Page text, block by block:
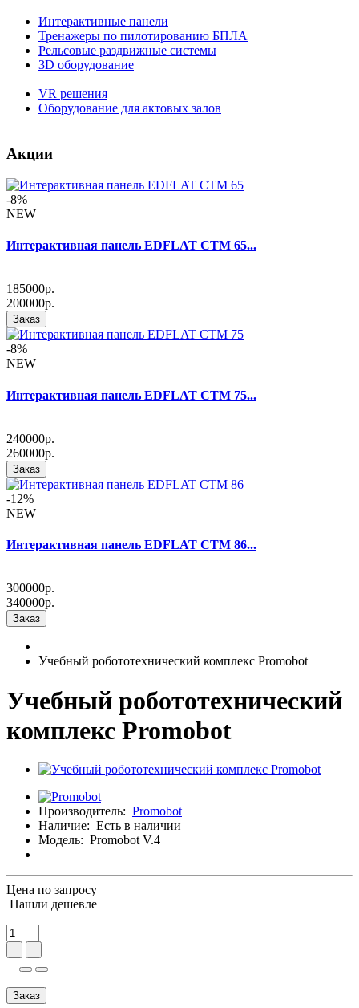
Интерактивные панели
Тренажеры по пилотированию БПЛА
Рельсовые раздвижные системы
3D оборудование
VR решения
Оборудование для актовых залов
Акции
-8%
NEW
Интерактивная панель EDFLAT CTM 65...
185000р.
200000р.
Заказ
-8%
NEW
Интерактивная панель EDFLAT CTM 75...
240000р.
260000р.
Заказ
-12%
NEW
Интерактивная панель EDFLAT CTM 86...
300000р.
340000р.
Заказ
Учебный робототехнический комплекс Promobot
Учебный робототехнический
комплекс Promobot
Производитель: Promobot
Наличие: Есть в наличии
Модель: Promobot V.4
Цена по запросу
Нашли дешевле
Заказ